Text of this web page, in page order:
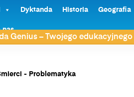
Dyktanda Historia Geografia
nas
Genius – Twojego
- Problematyka